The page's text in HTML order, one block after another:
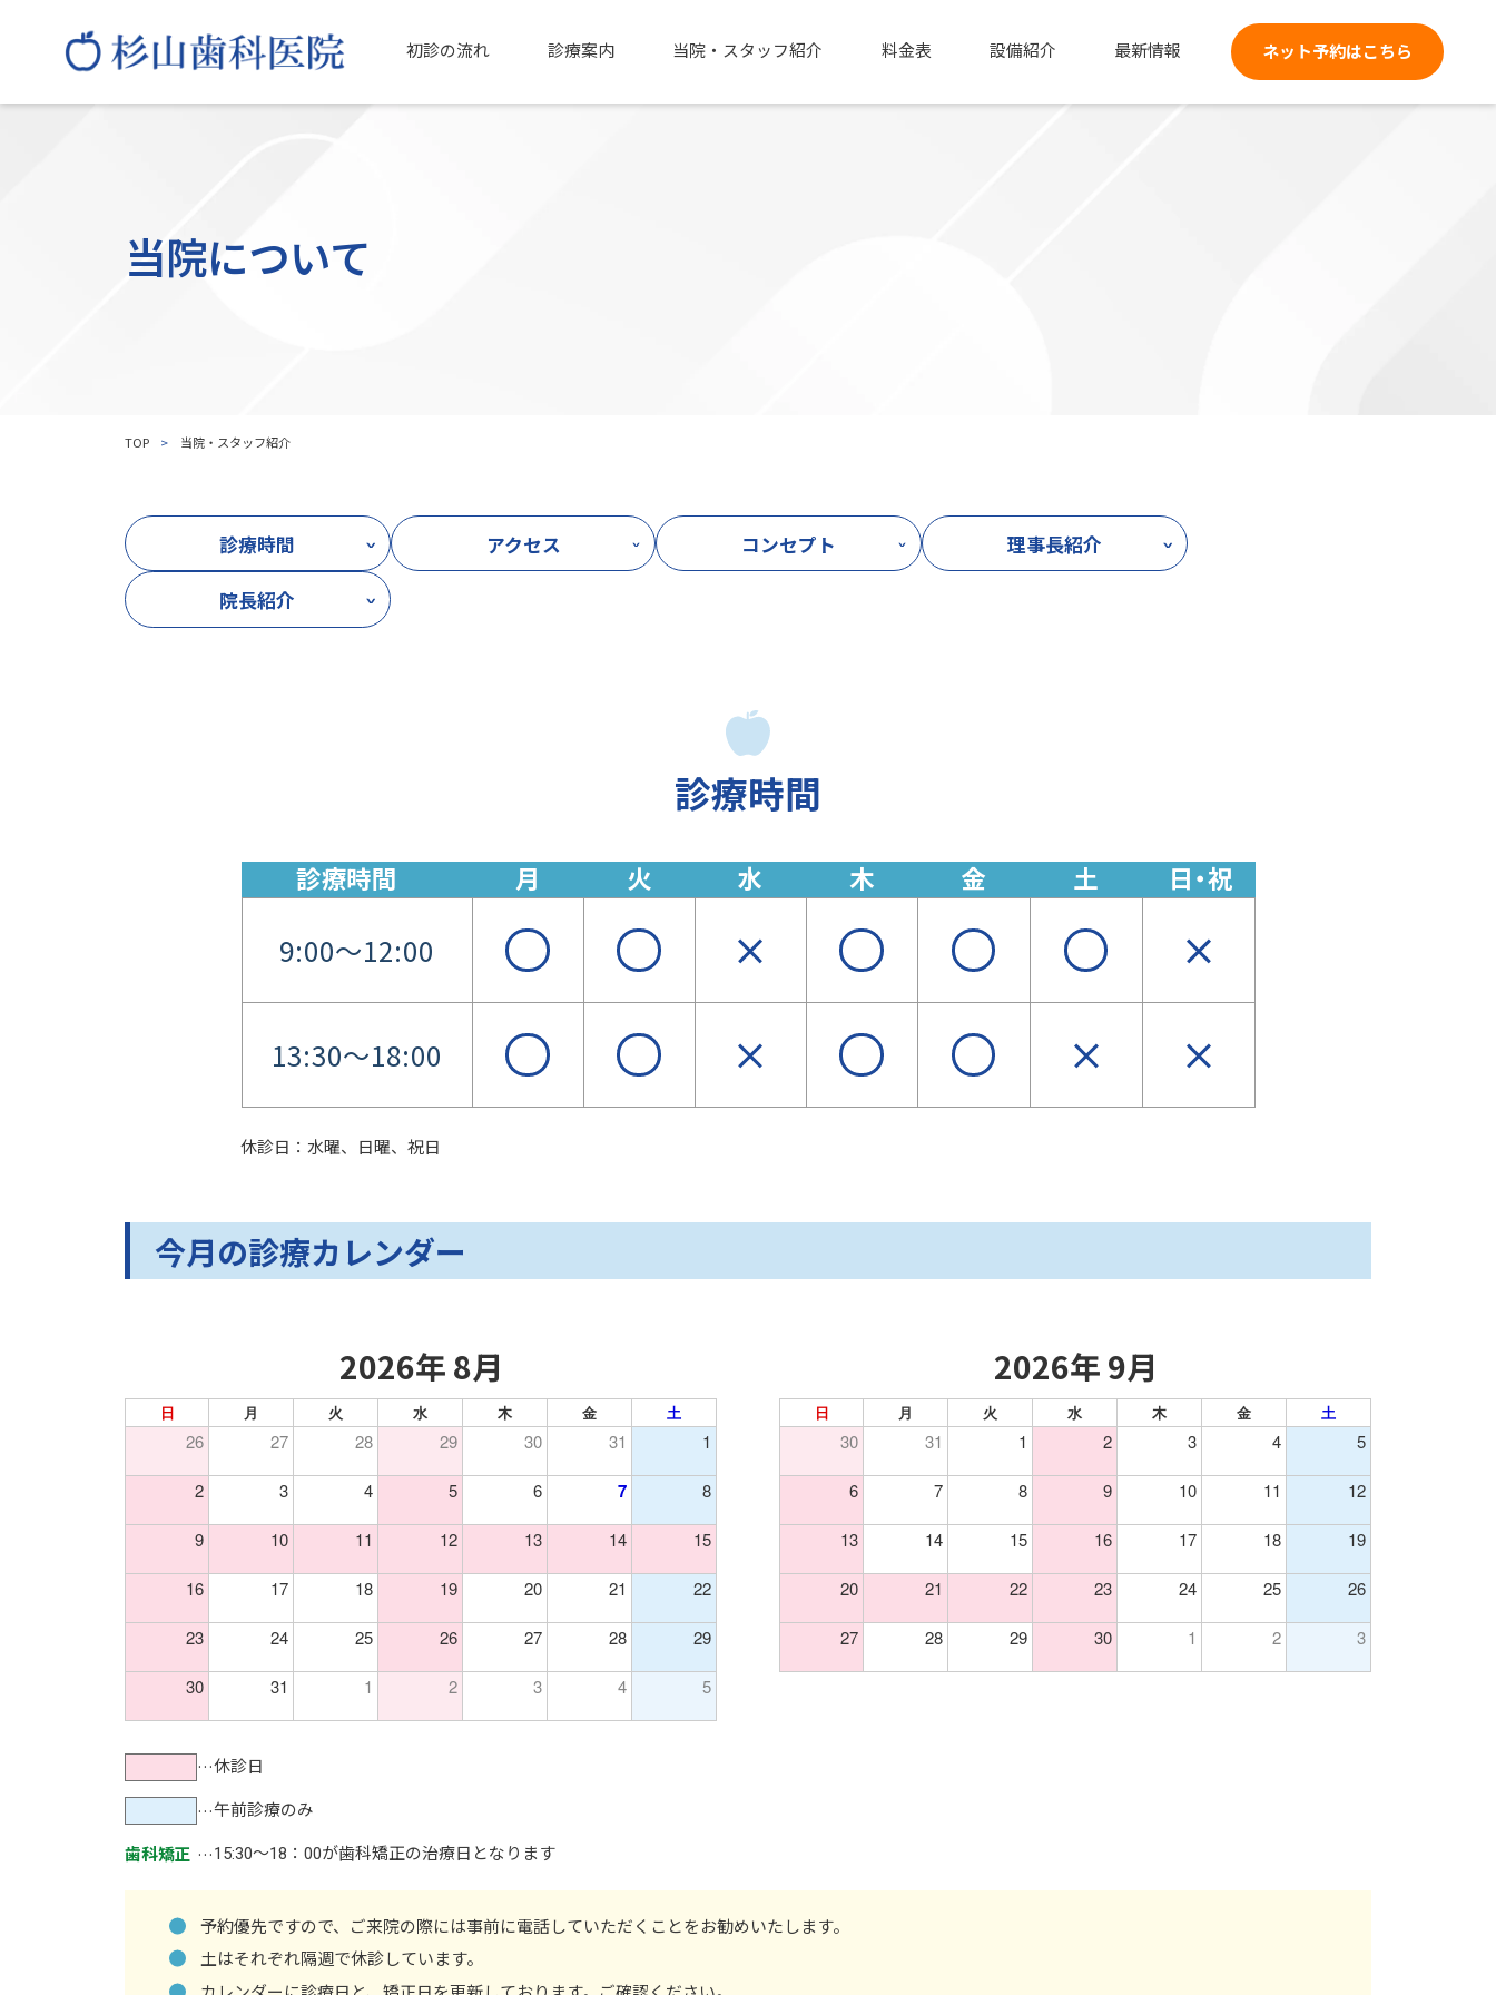
初診の流れ 診療案内 当院・スタッフ紹介 料金表 設備紹介 最新情報 ネット予約はこちら
当院について
TOP > 当院・スタッフ紹介
診療時間 アクセス コンセプト 理事長紹介
院長紹介
診療時間
診療時間 月 火 水 木 金 土 日・祝
9:00～12:00
13:30～18:00
休診日：水曜、日曜、祝日
今月の診療カレンダー
2026年 8月
日 月 火 水 木 金 土
26 27 28 29 30 31 1
2 3 4 5 6 7 8
9 10 11 12 13 14 15
16 17 18 19 20 21 22
23 24 25 26 27 28 29
30 31 1 2 3 4 5
2026年 9月
日 月 火 水 木 金 土
30 31 1 2 3 4 5
6 7 8 9 10 11 12
13 14 15 16 17 18 19
20 21 22 23 24 25 26
27 28 29 30 1 2 3
…休診日
…午前診療のみ
歯科矯正 …15:30～18：00が歯科矯正の治療日となります
予約優先ですので、ご来院の際には事前に電話していただくことをお勧めいたします。
土はそれぞれ隔週で休診しています。